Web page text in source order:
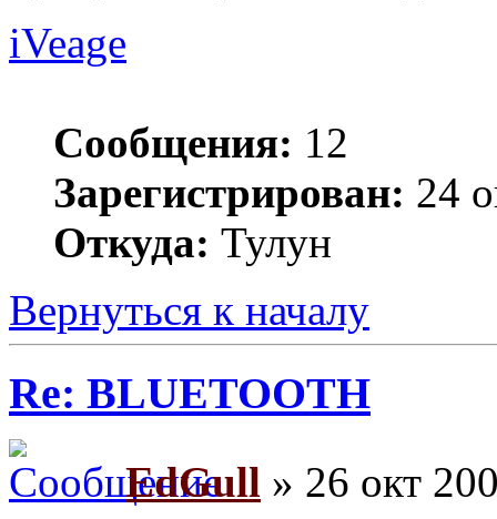
iVeage
Сообщения: 12
Зарегистрирован: 24
Откуда: Тулун
Вернуться к началу
Re: BLUETOOTH
EdGull » 26 окт